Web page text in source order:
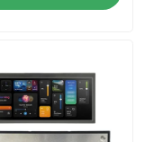
حولنا